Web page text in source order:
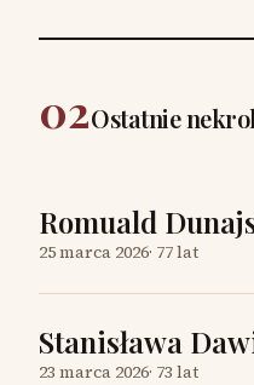
02Ostatnie
Romuald
25 marca 2026· 77 lat
Stanisława
23 marca 2026· 73 lat